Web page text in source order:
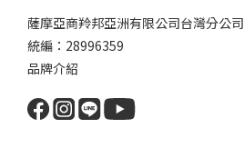
薩摩亞商羚邦亞洲有限公司台灣分公司
統編：28996359
品牌介紹